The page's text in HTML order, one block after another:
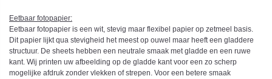
Eetbaar fotopapier:
Eetbaar fotopapier is een wit, stevig maar flexibel papier op zetmeel basis.
Dit papier lijkt qua stevigheid het meest op ouwel maar heeft een gladdere
structuur. De sheets hebben een neutrale smaak met gladde en een ruwe
kant. Wij printen uw afbeelding op de gladde kant voor een zo scherp
mogelijke afdruk zonder vlekken of strepen. Voor een betere smaak